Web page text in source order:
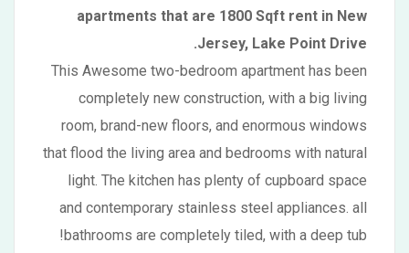
apartments that are 1800 Sqft rent in New
Jersey, Lake Point Drive.
This Awesome two-bedroom apartment has been
completely new construction, with a big living
room, brand-new floors, and enormous windows
that flood the living area and bedrooms with natural
light. The kitchen has plenty of cupboard space
and contemporary stainless steel appliances. all
bathrooms are completely tiled, with a deep tub!